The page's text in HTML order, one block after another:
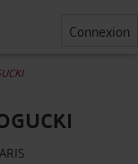
Connexion